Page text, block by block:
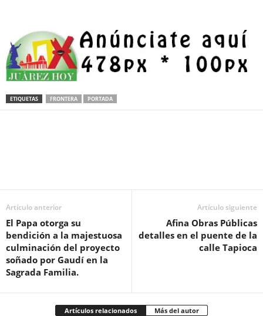
ETIQUETAS FRONTERA PORTADA
Artículo anterior
El Papa otorga su
bendición a la majestuosa
culminación del proyecto
soñado por Gaudí en la
Sagrada Familia.
Artículo siguiente
Afina Obras Públicas
detalles en el puente de la
calle Tapioca
Artículos relacionados Más del autor